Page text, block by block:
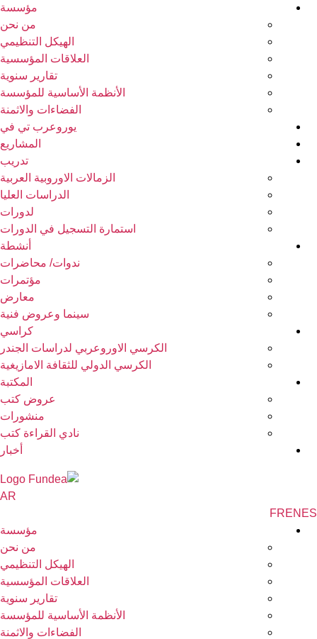
مؤسسة
من نحن
الهيكل التنظيمي
العلاقات المؤسسية
تقارير سنوية
الأنظمة الأساسية للمؤسسة
الفضاءات والاثمنة
يوروعرب تي في
المشاريع
تدريب
الزمالات الاوروبية العربية
الدراسات العليا
لدورات
استمارة التسجيل في الدورات
أنشطة
ندوات/ محاضرات
مؤتمرات
معارض
سينما وعروض فنية
كراسي
الكرسي الاوروعربي لدراسات الجندر
الكرسي الدولي للثقافة الامازيغية
المكتبة
عروض كتب
منشورات
نادي القراءة كتب
أخبار
AR
EN
FR
مؤسسة
من نحن
الهيكل التنظيمي
العلاقات المؤسسية
تقارير سنوية
الأنظمة الأساسية للمؤسسة
الفضاءات والاثمنة